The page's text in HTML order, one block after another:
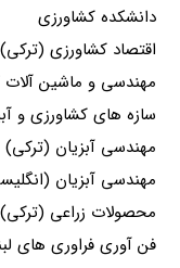
دانشکده کشاورزی
اقتصاد کشاورزی (ترکی)
مهندسی و ماشین
سازه های کشاورزی و
مهندسی آبزیان (ترکی)
مهندسی آبزیان
محصولات زراعی (ترکی)
فن آوری فراوری های